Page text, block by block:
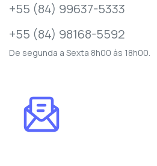
+55 (84) 99637-5333
+55 (84) 98168-5592
De segunda a Sexta 8h00 às 18h00.